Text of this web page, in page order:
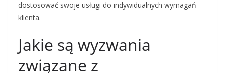
dostosować swoje usługi do indywidualnych wymagań
klienta.
Jakie są wyzwania
związane z